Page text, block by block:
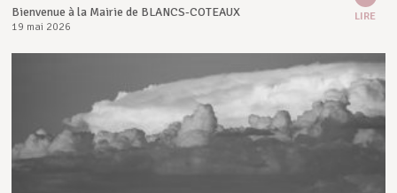
Bienvenue à la Mairie de BLANCS-COTEAUX
19 mai 2026
LIRE